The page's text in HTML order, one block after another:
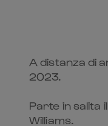
A distanza di
2023.
Parte in salita
Williams.